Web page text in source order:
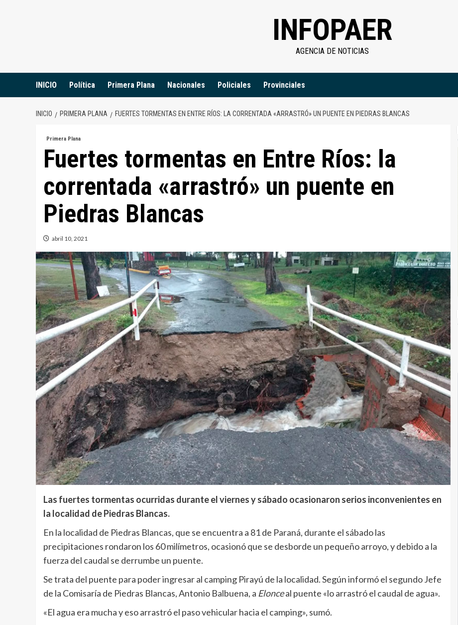
INFOPAER
AGENCIA DE NOTICIAS
INICIO Política Primera Plana Nacionales Policiales Provinciales
INICIO PRIMERA PLANA FUERTES TORMENTAS EN ENTRE RÍOS: LA CORRENTADA «ARRASTRÓ» UN PUENTE EN PIEDRAS BLANCAS
Primera Plana
Fuertes tormentas en Entre Ríos: la
correntada «arrastró» un puente en
Piedras Blancas
abril 10, 2021
Las fuertes tormentas ocurridas durante el viernes y sábado ocasionaron serios inconvenientes en
la localidad de Piedras Blancas.
En la localidad de Piedras Blancas, que se encuentra a 81 de Paraná, durante el sábado las
precipitaciones rondaron los 60 milímetros, ocasionó que se desborde un pequeño arroyo, y debido a la
fuerza del caudal se derrumbe un puente.
Se trata del puente para poder ingresar al camping Pirayú de la localidad. Según informó el segundo Jefe
de la Comisaría de Piedras Blancas, Antonio Balbuena, a Elonceal puente «lo arrastró el caudal de agua».
«El agua era mucha y eso arrastró el paso vehicular hacia el camping», sumó.